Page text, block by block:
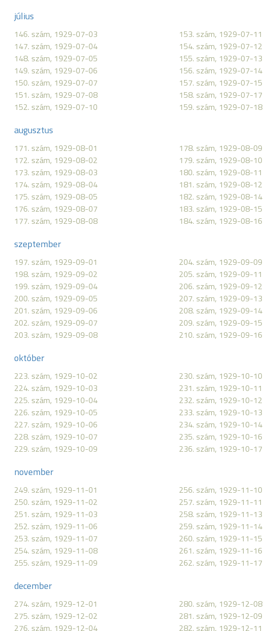
július
146. szám, 1929-07-03
147. szám, 1929-07-04
148. szám, 1929-07-05
149. szám, 1929-07-06
150. szám, 1929-07-07
151. szám, 1929-07-08
152. szám, 1929-07-10
153. szám, 1929-07-11
154. szám, 1929-07-12
155. szám, 1929-07-13
156. szám, 1929-07-14
157. szám, 1929-07-15
158. szám, 1929-07-17
159. szám, 1929-07-18
augusztus
171. szám, 1929-08-01
172. szám, 1929-08-02
173. szám, 1929-08-03
174. szám, 1929-08-04
175. szám, 1929-08-05
176. szám, 1929-08-07
177. szám, 1929-08-08
178. szám, 1929-08-09
179. szám, 1929-08-10
180. szám, 1929-08-11
181. szám, 1929-08-12
182. szám, 1929-08-14
183. szám, 1929-08-15
184. szám, 1929-08-16
szeptember
197. szám, 1929-09-01
198. szám, 1929-09-02
199. szám, 1929-09-04
200. szám, 1929-09-05
201. szám, 1929-09-06
202. szám, 1929-09-07
203. szám, 1929-09-08
204. szám, 1929-09-09
205. szám, 1929-09-11
206. szám, 1929-09-12
207. szám, 1929-09-13
208. szám, 1929-09-14
209. szám, 1929-09-15
210. szám, 1929-09-16
október
223. szám, 1929-10-02
224. szám, 1929-10-03
225. szám, 1929-10-04
226. szám, 1929-10-05
227. szám, 1929-10-06
228. szám, 1929-10-07
229. szám, 1929-10-09
230. szám, 1929-10-10
231. szám, 1929-10-11
232. szám, 1929-10-12
233. szám, 1929-10-13
234. szám, 1929-10-14
235. szám, 1929-10-16
236. szám, 1929-10-17
november
249. szám, 1929-11-01
250. szám, 1929-11-02
251. szám, 1929-11-03
252. szám, 1929-11-06
253. szám, 1929-11-07
254. szám, 1929-11-08
255. szám, 1929-11-09
256. szám, 1929-11-10
257. szám, 1929-11-11
258. szám, 1929-11-13
259. szám, 1929-11-14
260. szám, 1929-11-15
261. szám, 1929-11-16
262. szám, 1929-11-17
december
274. szám, 1929-12-01
275. szám, 1929-12-02
276. szám, 1929-12-04
280. szám, 1929-12-08
281. szám, 1929-12-09
282. szám, 1929-12-11